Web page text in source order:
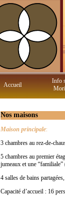
Accueil
Info
Nos maisons
Maison principale:
3 chambres au rez-de-
5 chambres au premier
jumeaux et une
4 salles de bains
Capacité d’accueil : 16